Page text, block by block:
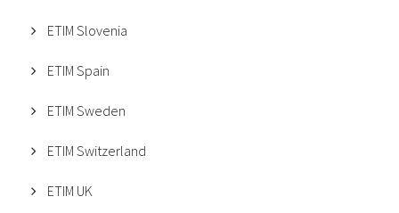
ETIM Slovenia
ETIM Spain
ETIM Sweden
ETIM Switzerland
ETIM UK